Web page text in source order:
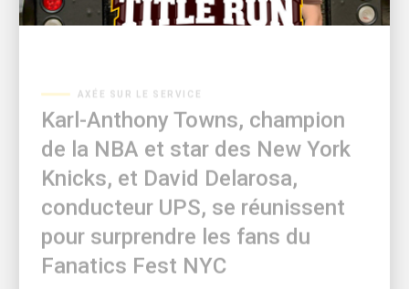
Karl-Anthony Towns, champion
de la NBA et star des New York
Knicks, et David Delarosa,
conducteur UPS, se réunissent
pour surprendre les fans du
Fanatics Fest NYC
Fanatics présente : « Title Run » livré par UPS,